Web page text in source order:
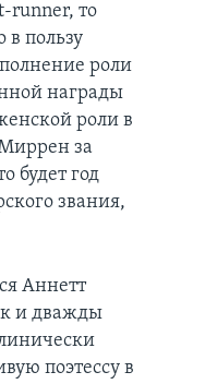
runner, то
в пользу
роли
награды
роли в
за
будет год
звания,
Аннетт
и дважды
поэтессу в